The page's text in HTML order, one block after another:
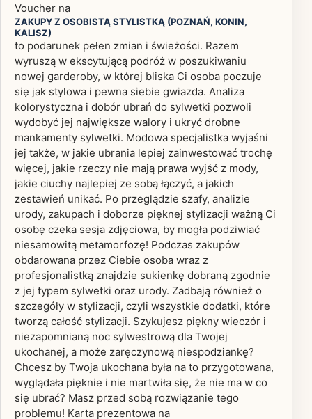
Voucher na
ZAKUPY Z OSOBISTĄ STYLISTKĄ (POZNAŃ, KONIN,
KALISZ)
to podarunek pełen zmian i świeżości. Razem
wyruszą w ekscytującą podróż w poszukiwaniu
nowej garderoby, w której bliska Ci osoba poczuje
się jak stylowa i pewna siebie gwiazda. Analiza
kolorystyczna i dobór ubrań do sylwetki pozwoli
wydobyć jej największe walory i ukryć drobne
mankamenty sylwetki. Modowa specjalistka wyjaśni
jej także, w jakie ubrania lepiej zainwestować trochę
więcej, jakie rzeczy nie mają prawa wyjść z mody,
jakie ciuchy najlepiej ze sobą łączyć, a jakich
zestawień unikać. Po przeglądzie szafy, analizie
urody, zakupach i doborze pięknej stylizacji ważną Ci
osobę czeka sesja zdjęciowa, by mogła podziwiać
niesamowitą metamorfozę! Podczas zakupów
obdarowana przez Ciebie osoba wraz z
profesjonalistką znajdzie sukienkę dobraną zgodnie
z jej typem sylwetki oraz urody. Zadbają również o
szczegóły w stylizacji, czyli wszystkie dodatki, które
tworzą całość stylizacji. Szykujesz piękny wieczór i
niezapomnianą noc sylwestrową dla Twojej
ukochanej, a może zaręczynową niespodziankę?
Chcesz by Twoja ukochana była na to przygotowana,
wyglądała pięknie i nie martwiła się, że nie ma w co
się ubrać? Masz przed sobą rozwiązanie tego
problemu! Karta prezentowa na